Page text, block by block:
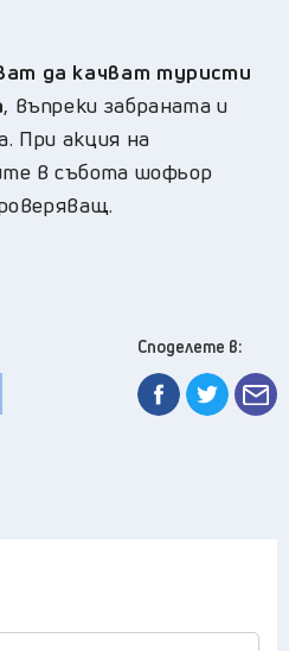
да качват туристи
, въпреки забраната и
При акция на
в събота шофьор
Споделете в: